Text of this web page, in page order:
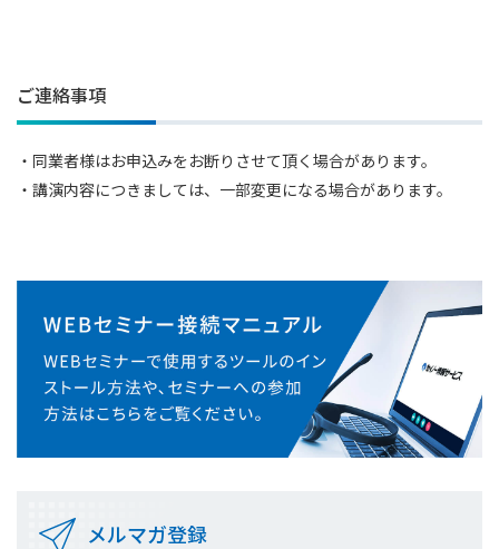
ご連絡事項
・同業者様はお申込みをお断りさせて頂く場合があります。
・講演内容につきましては、一部変更になる場合があります。
メルマガ登録